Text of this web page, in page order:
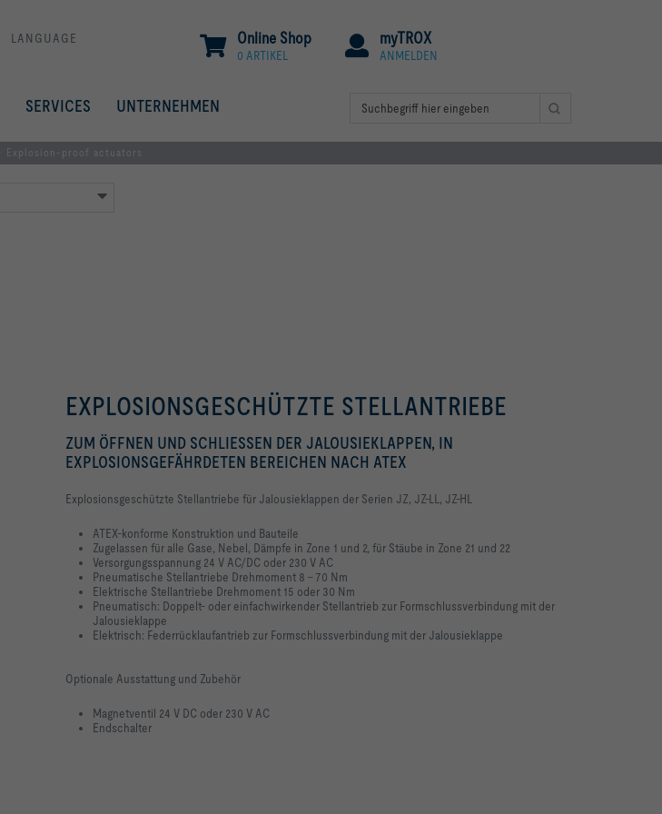
LANGUAGE myTROX
ANMELDEN
Online Shop
0 ARTIKEL
SERVICES UNTERNEHMEN
Explosion-proof actuators
EXPLOSIONSGESCHÜTZTE STELLANTRIEBE
ZUM ÖFFNEN UND SCHLIESSEN DER JALOUSIEKLAPPEN, IN
EXPLOSIONSGEFÄHRDETEN BEREICHEN NACH ATEX
Explosionsgeschützte Stellantriebe für Jalousieklappen der Serien JZ, JZ-LL, JZ-HL
ATEX-konforme Konstruktion und Bauteile
Zugelassen für alle Gase, Nebel, Dämpfe in Zone 1 und 2, für Stäube in Zone 21 und 22
Versorgungsspannung 24 V AC/DC oder 230 V AC
Pneumatische Stellantriebe Drehmoment 8 – 70 Nm
Elektrische Stellantriebe Drehmoment 15 oder 30 Nm
Pneumatisch: Doppelt- oder einfachwirkender Stellantrieb zur Formschlussverbindung mit der
Jalousieklappe
Elektrisch: Federrücklaufantrieb zur Formschlussverbindung mit der Jalousieklappe
Optionale Ausstattung und Zubehör
Magnetventil 24 V DC oder 230 V AC
Endschalter